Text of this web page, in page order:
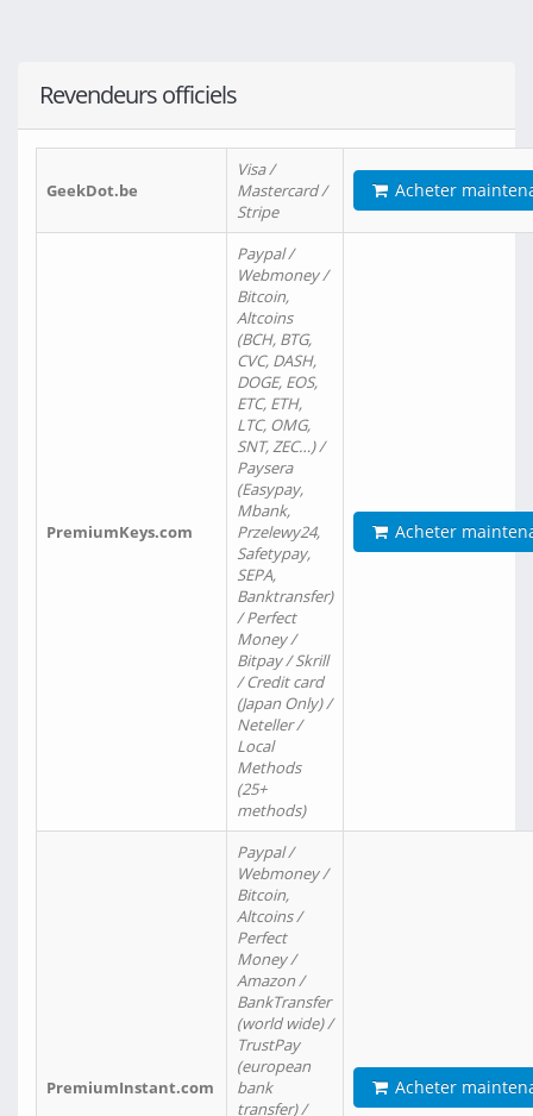
Revendeurs officiels
GeekDot.be
Visa /
Mastercard /
Stripe
Acheter
PremiumKeys.com
Paypal /
Webmoney /
Bitcoin,
Altcoins
(BCH, BTG,
CVC, DASH,
DOGE, EOS,
ETC, ETH,
LTC, OMG,
SNT, ZEC…) /
Paysera
(Easypay,
Mbank,
Przelewy24,
Safetypay,
SEPA,
Banktransfer)
/ Perfect
Money /
Bitpay / Skrill
/ Credit card
(Japan Only) /
Neteller /
Local
Methods
(25+
methods)
Acheter
PremiumInstant.com
Paypal /
Webmoney /
Bitcoin,
Altcoins /
Perfect
Money /
Amazon /
BankTransfer
(world wide) /
TrustPay
(european
bank
transfer) /
Acheter